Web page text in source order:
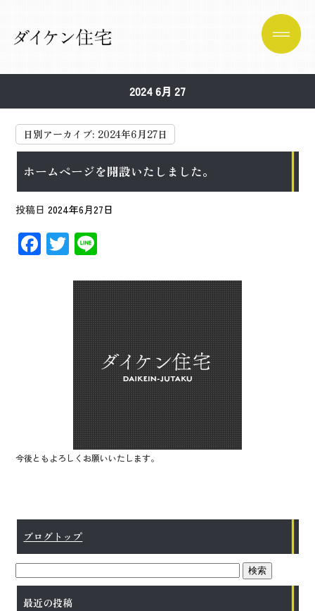
2024 6月 27
日別アーカイブ: 2024年6月27日
ホームページを開設いたしました。
投稿日 2024年6月27日
F T
tt e
今後ともよろしくお願いいたします。
ブログトップ
最近の投稿